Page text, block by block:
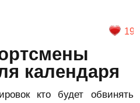
19
календаря
кто будет обвинять